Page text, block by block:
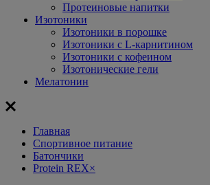
Протеиновые напитки
Изотоники
Изотоники в порошке
Изотоники с L-карнитином
Изотоники с кофеином
Изотонические гели
Мелатонин
Главная
Спортивное питание
Батончики
Protein REX×